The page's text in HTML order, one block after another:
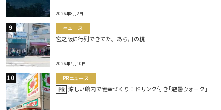
2026年8月2日
ニュース
宮之阪に行列できてた。あら川の桃
2026年7月10日
PRニュース
PR 涼しい館内で健幸づくり！ドリンク付き｢避暑ウォーク｣